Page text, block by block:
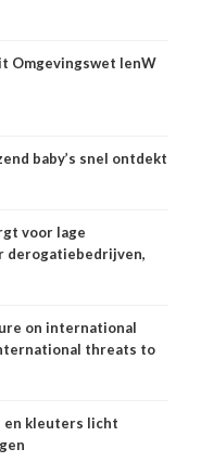
Omgevingswet IenW
baby’s snel ontdekt
voor lage
derogatiebedrijven,
on international
threats to
en kleuters licht